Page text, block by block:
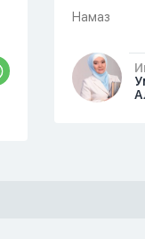
увидала
она
намаз
сначала
Намаз